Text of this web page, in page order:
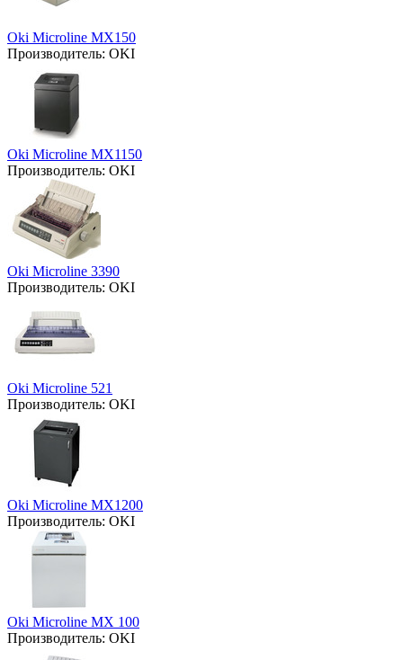
Oki Microline MX150
Производитель: OKI
Oki Microline MX1150
Производитель: OKI
Oki Microline 3390
Производитель: OKI
Oki Microline 521
Производитель: OKI
Oki Microline MX1200
Производитель: OKI
Oki Microline MX 100
Производитель: OKI